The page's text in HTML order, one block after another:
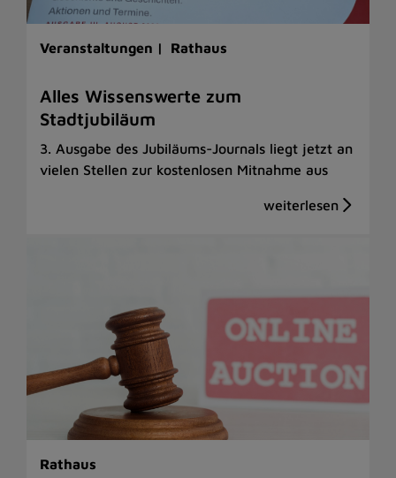
Veranstaltungen | Rathaus
Alles Wissenswerte zum
Stadtjubiläum
3. Ausgabe des Jubiläums-Journals liegt jetzt an
vielen Stellen zur kostenlosen Mitnahme aus
Rathaus